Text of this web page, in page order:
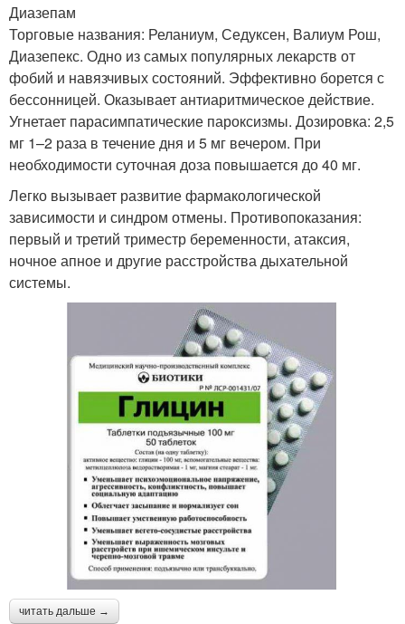
Диазепам
Торговые названия: Реланиум, Седуксен, Валиум Рош,
Диазепекс. Одно из самых популярных лекарств от
фобий и навязчивых состояний. Эффективно борется с
бессонницей. Оказывает антиаритмическое действие.
Угнетает парасимпатические пароксизмы. Дозировка: 2,5
мг 1–2 раза в течение дня и 5 мг вечером. При
необходимости суточная доза повышается до 40 мг.
Легко вызывает развитие фармакологической
зависимости и синдром отмены. Противопоказания:
первый и третий триместр беременности, атаксия,
ночное апное и другие расстройства дыхательной
системы.
читать дальше →